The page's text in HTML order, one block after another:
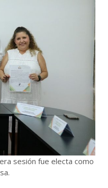
sesión fue electa como